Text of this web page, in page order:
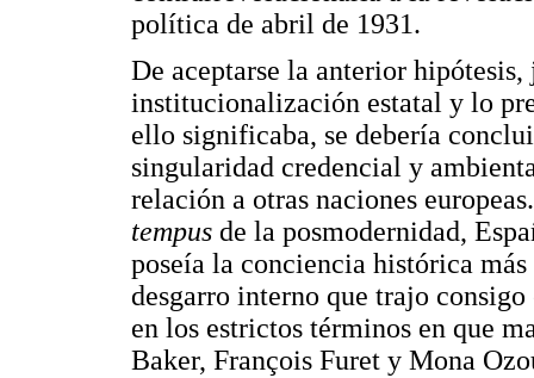
política de abril de 1931.
De aceptarse la anterior
institucionalización estatal y lo
ello significaba, se debería
singularidad credencial y
relación a otras naciones
tempus de la posmodernidad,
poseía la conciencia histórica
desgarro interno que trajo
en los estrictos términos en que
Baker, François Furet y Mona